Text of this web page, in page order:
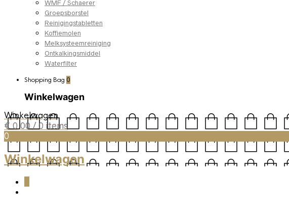
WMF / Schaerer
Groepsborstel
Reinigingstabletten
Koffiemolen
Melksysteemreiniging
Ontkalkingsmiddel
Waterfilter
Shopping Bag 0
Winkelwagen
Winkelwagen
€ 0,00 / 0 items
0
Winkelwagen